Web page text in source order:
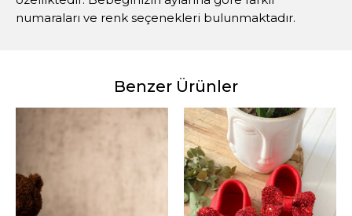
numaraları ve renk seçenekleri bulunmaktadır.
Benzer Ürünler